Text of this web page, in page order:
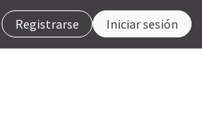
Registrarse Iniciar sesión